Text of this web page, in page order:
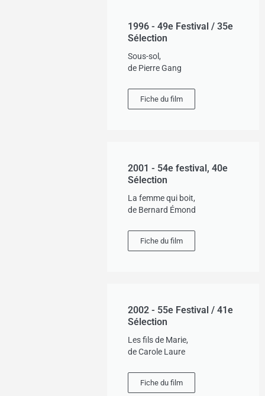
1996 - 49e Festival / 35e
Sélection
Sous-sol,
de Pierre Gang
Fiche du film
2001 - 54e festival, 40e
Sélection
La femme qui boit,
de Bernard Émond
Fiche du film
2002 - 55e Festival / 41e
Sélection
Les fils de Marie,
de Carole Laure
Fiche du film